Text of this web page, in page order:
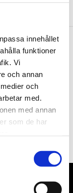
innehållet
funktioner
Vi
och annan
och
med.
med annan
som de har